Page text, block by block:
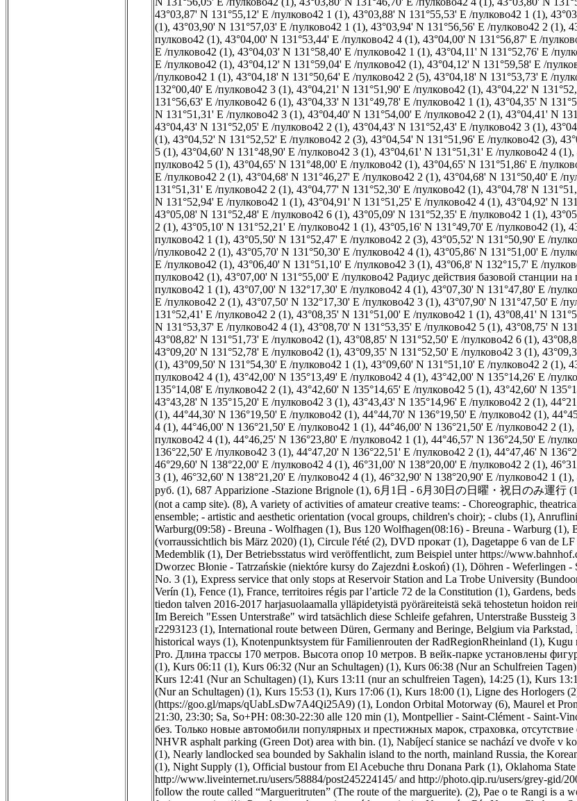
43°03,87' N 131°55,12' E /пулково42 1 (1), 43°03,88' N 131°55,53' E /пулково42 1 (1),
(1), 43°03,90' N 131°57,03' E /пулково42 1 (1), 43°03,94' N 131°56,56' E /пулково42 2 (1),
пулково42 (1), 43°04,00' N 131°53,44' E /пулково42 4 (1), 43°04,00' N 131°56,87' E /
E /пулково42 (1), 43°04,03' N 131°58,40' E /пулково42 1 (1), 43°04,11' N 131°52,76' E /
E /пулково42 (1), 43°04,12' N 131°59,04' E /пулково42 (1), 43°04,12' N 131°59,58' E /
/пулково42 1 (1), 43°04,18' N 131°50,64' E /пулково42 2 (5), 43°04,18' N 131°53,73' E /
132°00,40' E /пулково42 3 (1), 43°04,21' N 131°51,90' E /пулково42 (1), 43°04,22' N
131°56,63' E /пулково42 6 (1), 43°04,33' N 131°49,78' E /пулково42 1 (1), 43°04,35' N
N 131°51,31' E /пулково42 3 (1), 43°04,40' N 131°54,00' E /пулково42 2 (1), 43°04,41' N
43°04,43' N 131°52,05' E /пулково42 2 (1), 43°04,43' N 131°52,43' E /пулково42 3 (1),
(1), 43°04,52' N 131°52,52' E /пулково42 2 (3), 43°04,54' N 131°51,96' E /пулково42 (3),
5 (1), 43°04,60' N 131°48,90' E /пулково42 3 (1), 43°04,61' N 131°51,31' E /пулково42 4 (1),
пулково42 5 (1), 43°04,65' N 131°48,00' E /пулково42 (1), 43°04,65' N 131°51,86' E /
E /пулково42 2 (1), 43°04,68' N 131°46,27' E /пулково42 2 (1), 43°04,68' N 131°50,40' E /
131°51,31' E /пулково42 2 (1), 43°04,77' N 131°52,30' E /пулково42 (1), 43°04,78' N
N 131°52,94' E /пулково42 1 (1), 43°04,91' N 131°51,25' E /пулково42 4 (1), 43°04,92' N
43°05,08' N 131°52,48' E /пулково42 6 (1), 43°05,09' N 131°52,35' E /пулково42 1 (1),
2 (1), 43°05,10' N 131°52,21' E /пулково42 1 (1), 43°05,16' N 131°49,70' E /пулково42 (1),
пулково42 1 (1), 43°05,50' N 131°52,47' E /пулково42 2 (3), 43°05,52' N 131°50,90' E /
/пулково42 2 (1), 43°05,70' N 131°50,30' E /пулково42 4 (1), 43°05,86' N 131°51,00' E /
E /пулково42 (1), 43°06,40' N 131°51,10' E /пулково42 3 (1), 43°06,8' N 132°15,7' E /
пулково42 (1), 43°07,00' N 131°55,00' E /пулково42 Радиус действия базовой станции
пулково42 1 (1), 43°07,00' N 132°17,30' E /пулково42 4 (1), 43°07,30' N 131°47,80' E /
E /пулково42 2 (1), 43°07,50' N 132°17,30' E /пулково42 3 (1), 43°07,90' N 131°47,50' E /
131°52,41' E /пулково42 2 (1), 43°08,35' N 131°51,00' E /пулково42 1 (1), 43°08,41' N
N 131°53,37' E /пулково42 4 (1), 43°08,70' N 131°53,35' E /пулково42 5 (1), 43°08,75' N
43°08,82' N 131°51,73' E /пулково42 (1), 43°08,85' N 131°52,50' E /пулково42 6 (1),
43°09,20' N 131°52,78' E /пулково42 (1), 43°09,35' N 131°52,50' E /пулково42 3 (1),
(1), 43°09,50' N 131°54,30' E /пулково42 1 (1), 43°09,60' N 131°51,10' E /пулково42 2 (1),
пулково42 4 (1), 43°42,00' N 135°13,49' E /пулково42 4 (1), 43°42,00' N 135°14,26' E /
135°14,08' E /пулково42 2 (1), 43°42,60' N 135°14,65' E /пулково42 5 (1), 43°42,60' N
43°43,28' N 135°15,20' E /пулково42 3 (1), 43°43,43' N 135°14,96' E /пулково42 2 (1),
(1), 44°44,30' N 136°19,50' E /пулково42 (1), 44°44,70' N 136°19,50' E /пулково42 (1),
4 (1), 44°46,00' N 136°21,50' E /пулково42 1 (1), 44°46,00' N 136°21,50' E /пулково42 2 (1),
пулково42 4 (1), 44°46,25' N 136°23,80' E /пулково42 1 (1), 44°46,57' N 136°24,50' E /
136°22,50' E /пулково42 3 (1), 44°47,20' N 136°22,51' E /пулково42 2 (1), 44°47,46' N
46°29,60' N 138°22,00' E /пулково42 4 (1), 46°31,00' N 138°20,00' E /пулково42 2 (1),
3 (1), 46°32,60' N 138°21,20' E /пулково42 4 (1), 46°32,90' N 138°20,90' E /пулково42 1 (1),
руб. (1), 687 Apparizione -Stazione Brignole (1), 6月1日 - 6月30日の日曜・祝日のみ運行
(not a camp site). (8), A variety of activities of amateur creative teams: - Choreographic,
ensemble; - artistic and aesthetic orientation (vocal groups, children's choir); - clubs (1),
Warburg(09:58) - Breuna - Wolfhagen (1), Bus 120 Wolfhagen(08:16) - Breuna - Warburg (1),
(vorraussichtlich bis März 2020) (1), Circule l'été (2), DVD прокат (1), Dagetappe 6 van de
Medemblik (1), Der Betriebsstatus wird veröffentlicht, zum Beispiel unter https://
Dworzec Błonie - Tatrzańskie (niektóre kursy do Zajezdni Łoskoń) (1), Döhren - Weferlingen -
No. 3 (1), Express service that only stops at Reservoir Station and La Trobe University
Verín (1), Fence (1), France, territoires régis par l’article 72 de la Constitution (1), Gardens,
tiedon talven 2016-2017 harjasuolaamalla ylläpidetyistä pyöräreiteistä sekä tehostetun hoidon
Im Bereich "Essen Unterstraße" wird tatsächlich diese Schleife gefahren, Unterstraße Bussteig
r2293123 (1), International route between Düren, Germany and Beringe, Belgium via
historical ways (1), Knotenpunktsystem für Familienrouten der RadRegionRheinland (1), Kugu
Pro. Длина трассы 170 метров. Высота опор 10 метров. В вейк-парке установлены
(1), Kurs 06:11 (1), Kurs 06:32 (Nur an Schultagen) (1), Kurs 06:38 (Nur an Schulfreien
Kurs 12:41 (Nur an Schultagen) (1), Kurs 13:11 (nur an schulfreien Tagen), 14:25 (1), Kurs
(Nur an Schultagen) (1), Kurs 15:53 (1), Kurs 17:06 (1), Kurs 18:00 (1), Ligne des Horlogers
(https://goo.gl/maps/qUabLsDw7A4Qi25A9) (1), London Orbital Motorway (6), Maurel et
21:30, 23:30; Sa, So+PH: 08:30-22:30 alle 120 min (1), Montpellier - Saint-Clément - Saint-
без. Только новые автомобили популярных и престижных марок, страховка,
NHVR asphalt parking (Green Dot) area with bin. (1), Nabíjecí stanice se nachází ve dvoře v
(1), Nearly landlocked sea bounded by Sakhalin island to the north, mainland Russia, the
(1), Night Supply (1), Official bustour from El Acebuche thru Donana Park (1), Oklahoma
http://www.liveinternet.ru/users/58884/post245224145/ and http://photo.qip.ru/users/grey-gid/
follow the route called “Margueritruten” (The route of the marguerite). (2), Pae o te Rangi is a